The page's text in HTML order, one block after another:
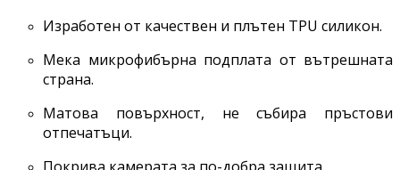
Изработен от качествен и плътен TPU силикон.
Мека микрофибърна подплата от вътрешната
страна.
Матова повърхност, не събира пръстови
отпечатъци.